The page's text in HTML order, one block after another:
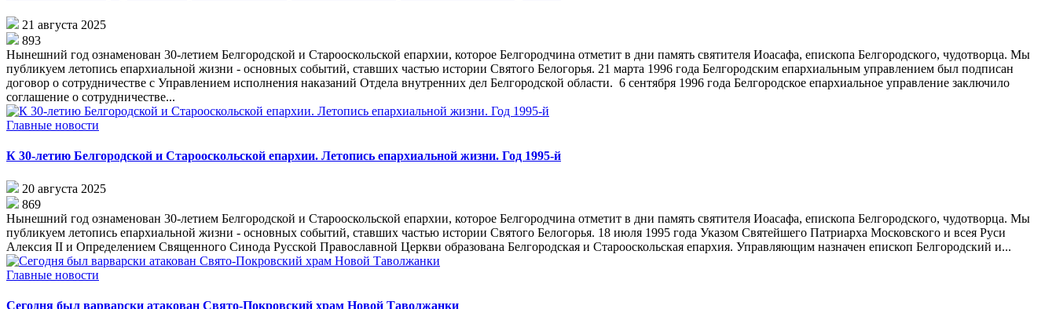
21 августа 2025
893
Нынешний год ознаменован 30-летием Белгородской и Старооскольской епархии, которое Белгородчина отметит в дни память святителя Иоасафа, епископа Белгородского, чудотворца. Мы
публикуем летопись епархиальной жизни - основных событий, ставших частью истории Святого Белогорья. 21 марта 1996 года Белгородским епархиальным управлением был подпи­сан
договор о сотрудничестве с Управлением исполнения наказаний Отдела внутренних дел Белгородской области. 6 сентября 1996 года Белгородское епархиальное управление заключило
соглашение о сотрудничестве...
Главные новости
К 30-летию Белгородской и Старооскольской епархии. Летопись епархиальной жизни. Год 1995-й
20 августа 2025
869
Нынешний год ознаменован 30-летием Белгородской и Старооскольской епархии, которое Белгородчина отметит в дни память святителя Иоасафа, епископа Белгородского, чудотворца. Мы
публикуем летопись епархиальной жизни - основных событий, ставших частью истории Святого Белогорья. 18 июля 1995 года Указом Святейшего Патриарха Московского и всея Руси
Алексия II и Определением Священного Синода Русской Православной Церкви образована Белгородская и Старооскольская епархия. Управляющим назначен епископ Белгородский и...
Главные новости
Сегодня был варварски атакован Свято-Покровский храм Новой Таволжанки